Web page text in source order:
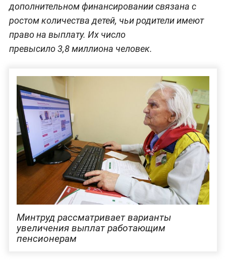
дополнительном финансировании связана с
ростом количества детей, чьи родители имеют
право на выплату. Их число
превысило 3,8 миллиона человек.
Минтруд рассматривает варианты
увеличения выплат работающим
пенсионерам